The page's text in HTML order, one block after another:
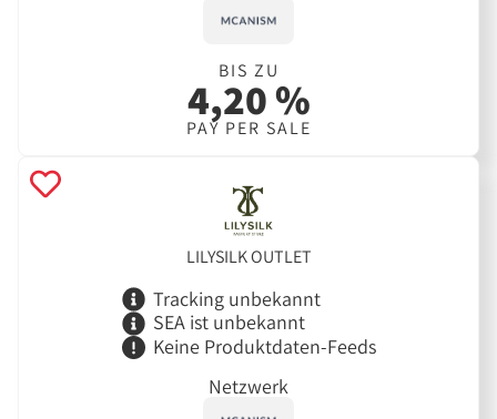
BIS ZU
4,20 %
PAY PER SALE
LILYSILK OUTLET
Tracking unbekannt
SEA ist unbekannt
Keine Produktdaten-Feeds
Netzwerk